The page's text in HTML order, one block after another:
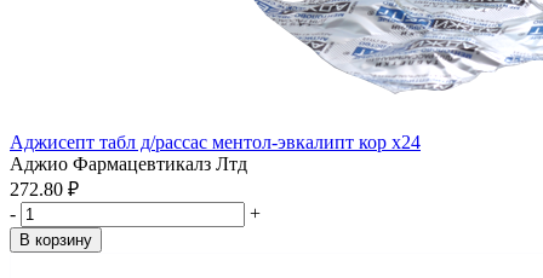
Аджисепт табл д/рассас ментол-эвкалипт кор x24
Аджио Фармацевтикалз Лтд
272.80 ₽
-
+
В корзину